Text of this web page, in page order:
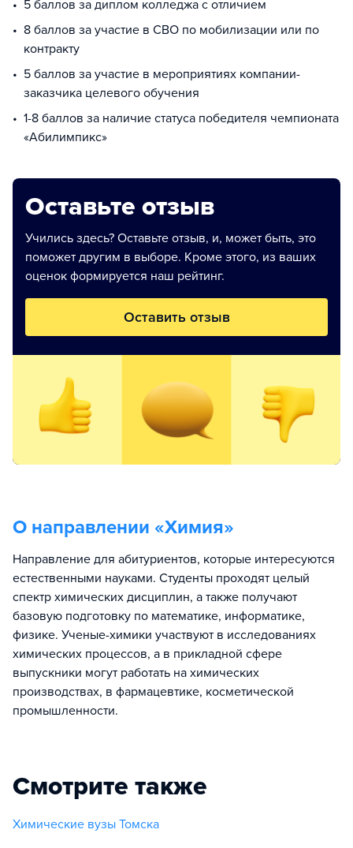
5 баллов за диплом колледжа с отличием
8 баллов за участие в СВО по мобилизации или по
контракту
5 баллов за участие в мероприятиях компании-
заказчика целевого обучения
1-8 баллов за наличие статуса победителя чемпионата
«Абилимпикс»
Оставьте отзыв
Учились здесь? Оставьте отзыв, и, может быть, это
поможет другим в выборе. Кроме этого, из ваших
оценок формируется наш рейтинг.
Оставить отзыв
О направлении «Химия»
Направление для абитуриентов, которые интересуются
естественными науками. Студенты проходят целый
спектр химических дисциплин, а также получают
базовую подготовку по математике, информатике,
физике. Ученые-химики участвуют в исследованиях
химических процессов, а в прикладной сфере
выпускники могут работать на химических
производствах, в фармацевтике, косметической
промышленности.
Смотрите также
Химические вузы Томска